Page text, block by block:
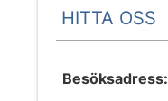
HITTA OSS
Besöksadress: